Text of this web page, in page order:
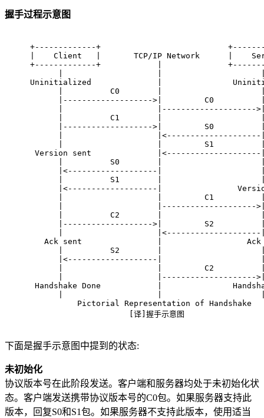
握手过程示意图
+-------------+
|    Client   |       TCP/IP Network      |
+-------------+            |
Uninitialized              |
|          C0        |
|------------------->|         C0
|                    |--------------------
|          C1        |
|------------------->|         S0
|                    |<--------------------
|                    |         S1
Version sent              |<--------------------
|          S0        |
|<-------------------|
|          S1        |
|<-------------------|
|                    |         C1
|                    |--------------------
|          C2        |
|------------------->|         S2
|                    |<--------------------
Ack sent                |                  Ack
|          S2        |
|<-------------------|
|                    |         C2
|                    |--------------------
Handshake Done            |
          Pictorial Representation of Handshake
                     [译]握手示意图
下面是握手示意图中提到的状态:
未初始化
协议版本号在此阶段发送。客户端和服务器均处于未初始化状
态。客户端发送携带协议版本号的C0包。如果服务器支持此
版本，回复S0和S1包。如果服务器不支持此版本，使用适当